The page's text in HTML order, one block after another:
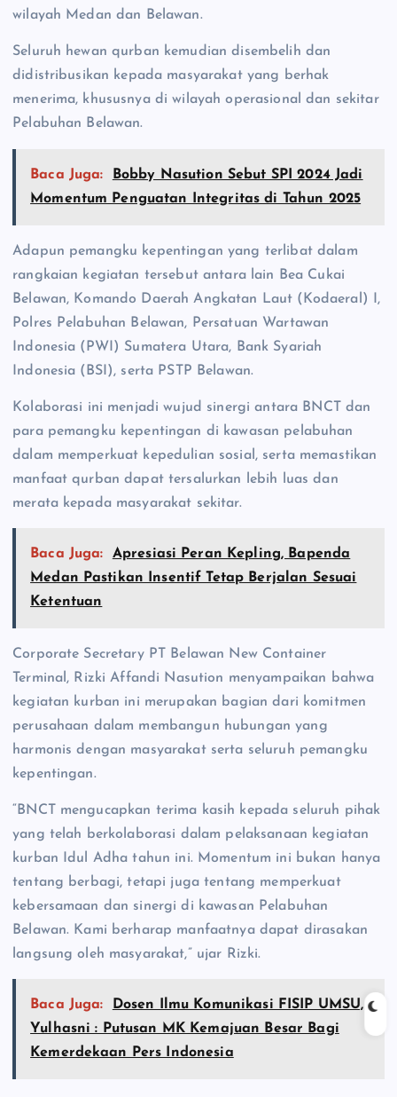
wilayah Medan dan Belawan.
Seluruh hewan qurban kemudian disembelih dan
didistribusikan kepada masyarakat yang berhak
menerima, khususnya di wilayah operasional dan sekitar
Pelabuhan Belawan.
Baca Juga:
Bobby Nasution Sebut SPI 2024 Jadi
Momentum Penguatan Integritas di Tahun 2025
Adapun pemangku kepentingan yang terlibat dalam
rangkaian kegiatan tersebut antara lain Bea Cukai
Belawan, Komando Daerah Angkatan Laut (Kodaeral) I,
Polres Pelabuhan Belawan, Persatuan Wartawan
Indonesia (PWI) Sumatera Utara, Bank Syariah
Indonesia (BSI), serta PSTP Belawan.
Kolaborasi ini menjadi wujud sinergi antara BNCT dan
para pemangku kepentingan di kawasan pelabuhan
dalam memperkuat kepedulian sosial, serta memastikan
manfaat qurban dapat tersalurkan lebih luas dan
merata kepada masyarakat sekitar.
Baca Juga:
Apresiasi Peran Kepling, Bapenda
Medan Pastikan Insentif Tetap Berjalan Sesuai
Ketentuan
Corporate Secretary PT Belawan New Container
Terminal, Rizki Affandi Nasution menyampaikan bahwa
kegiatan kurban ini merupakan bagian dari komitmen
perusahaan dalam membangun hubungan yang
harmonis dengan masyarakat serta seluruh pemangku
kepentingan.
“BNCT mengucapkan terima kasih kepada seluruh pihak
yang telah berkolaborasi dalam pelaksanaan kegiatan
kurban Idul Adha tahun ini. Momentum ini bukan hanya
tentang berbagi, tetapi juga tentang memperkuat
kebersamaan dan sinergi di kawasan Pelabuhan
Belawan. Kami berharap manfaatnya dapat dirasakan
langsung oleh masyarakat,” ujar Rizki.
Baca Juga:
Dosen Ilmu Komunikasi FISIP UMSU,
Yulhasni : Putusan MK Kemajuan Besar Bagi
Kemerdekaan Pers Indonesia